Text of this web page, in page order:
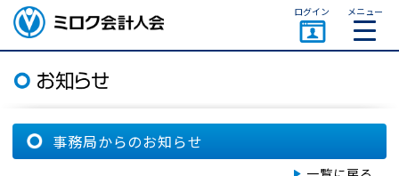
ミロク会計人会 MIROKU
ACCOUNTING PERSON
ASSOCIATION
ログイン メニュー
事務局からのお知らせ